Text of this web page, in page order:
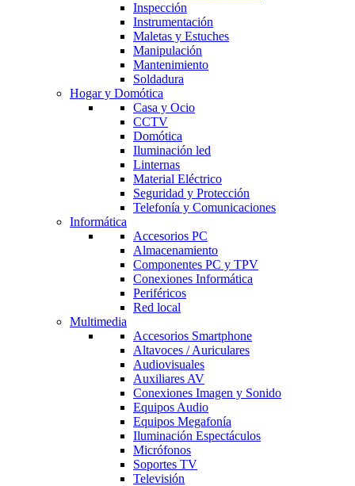
Inspección
Instrumentación
Maletas y Estuches
Manipulación
Mantenimiento
Soldadura
Hogar y Domótica
Casa y Ocio
CCTV
Domótica
Iluminación led
Linternas
Material Eléctrico
Seguridad y Protección
Telefonía y Comunicaciones
Informática
Accesorios PC
Almacenamiento
Componentes PC y TPV
Conexiones Informática
Periféricos
Red local
Multimedia
Accesorios Smartphone
Altavoces / Auriculares
Audiovisuales
Auxiliares AV
Conexiones Imagen y Sonido
Equipos Audio
Equipos Megafonía
Iluminación Espectáculos
Micrófonos
Soportes TV
Televisión